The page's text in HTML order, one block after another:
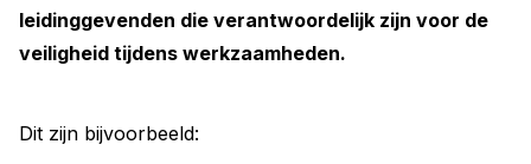
leidinggevenden die verantwoordelijk zijn voor de
veiligheid tijdens werkzaamheden.
Dit zijn bijvoorbeeld: